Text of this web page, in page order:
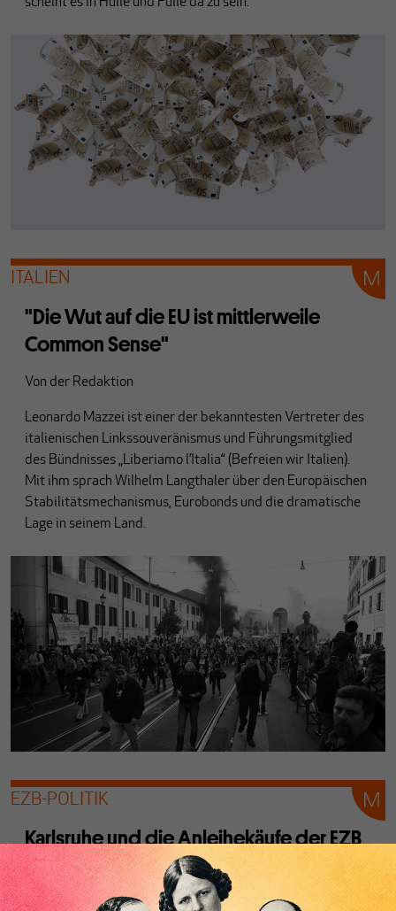
scheint es in Hülle und Fülle da zu sein.
ITALIEN
"Die Wut auf die EU ist mittlerweile
Common Sense"
Von der Redaktion
Leonardo Mazzei ist einer der bekanntesten Vertreter des
italienischen Linkssouveränismus und Führungsmitglied
des Bündnisses „Liberiamo l’Italia“ (Befreien wir Italien).
Mit ihm sprach Wilhelm Langthaler über den Europäischen
Stabilitätsmechanismus, Eurobonds und die dramatische
Lage in seinem Land.
EZB-POLITIK
Karlsruhe und die Anleihekäufe der EZB
VonAndreas Fisahn